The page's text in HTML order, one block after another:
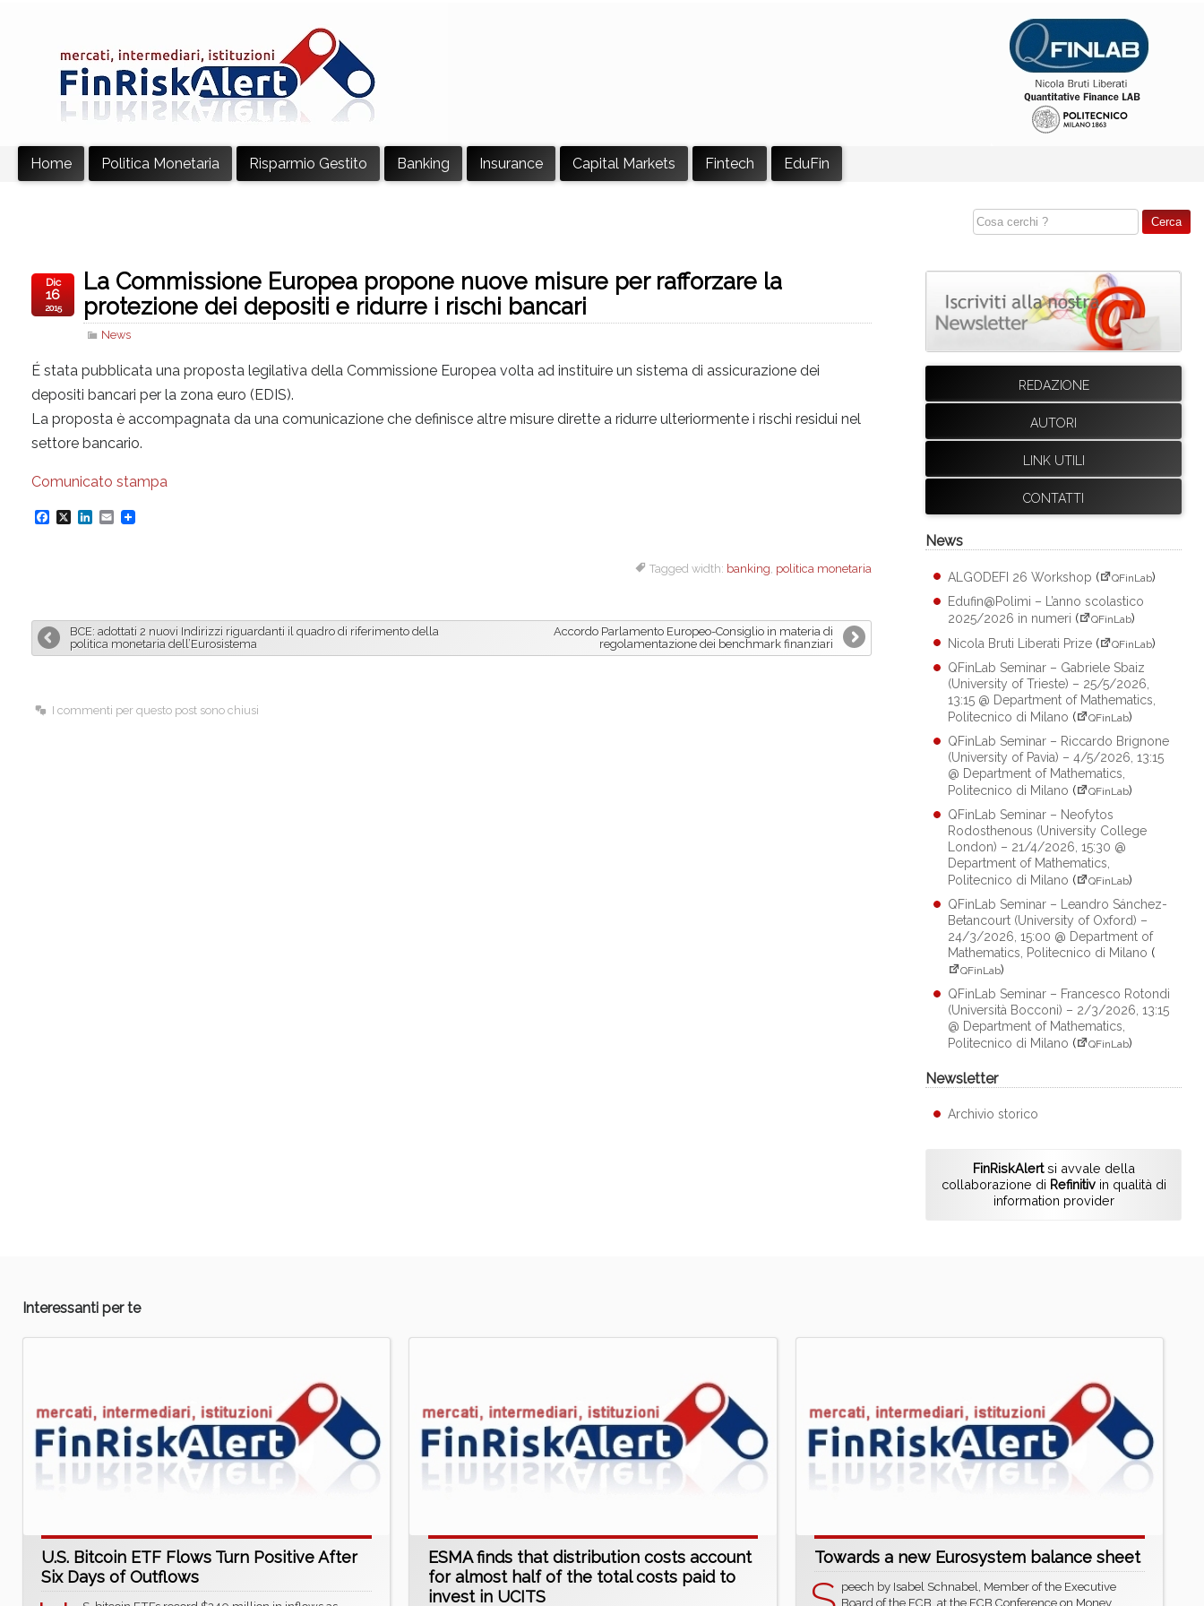
Home Politica Monetaria Risparmio Gestito Banking Insurance Capital Markets Fintech EduFin
La Commissione Europea propone nuove misure per rafforzare la
protezione dei depositi e ridurre i rischi bancari
News
Dic
16
2015
É stata pubblicata una proposta legilativa della Commissione Europea volta ad instituire un sistema di assicurazione dei
depositi bancari per la zona euro (EDIS).
La proposta è accompagnata da una comunicazione che definisce altre misure dirette a ridurre ulteriormente i rischi residui nel
settore bancario.
Comunicato stampa
F
b
o
X
L
e
d
E
l
Tagged width: banking, politica monetaria
BCE: adottati 2 nuovi Indirizzi riguardanti il quadro di riferimento della
politica monetaria dell’Eurosistema
Accordo Parlamento Europeo-Consiglio in materia di
regolamentazione dei benchmark finanziari
I commenti per questo post sono chiusi
REDAZIONE
AUTORI
LINK UTILI
CONTATTI
News
ALGODEFI 26 Workshop ( QFinLab)
Edufin@Polimi – L’anno scolastico
2025/2026 in numeri ( QFinLab)
Nicola Bruti Liberati Prize ( QFinLab)
QFinLab Seminar – Gabriele Sbaiz
(University of Trieste) – 25/5/2026,
13:15 @ Department of Mathematics,
Politecnico di Milano ( QFinLab)
QFinLab Seminar – Riccardo Brignone
(University of Pavia) – 4/5/2026, 13:15
@ Department of Mathematics,
Politecnico di Milano ( QFinLab)
QFinLab Seminar – Neofytos
Rodosthenous (University College
London) – 21/4/2026, 15:30 @
Department of Mathematics,
Politecnico di Milano ( QFinLab)
QFinLab Seminar – Leandro Sánchez-
Betancourt (University of Oxford) –
24/3/2026, 15:00 @ Department of
Mathematics, Politecnico di Milano (
QFinLab)
QFinLab Seminar – Francesco Rotondi
(Università Bocconi) – 2/3/2026, 13:15
@ Department of Mathematics,
Politecnico di Milano ( QFinLab)
Newsletter
Archivio storico
FinRiskAlertsi avvale della
collaborazione di Refinitivin qualità di
information provider
Interessanti per te
U.S. Bitcoin ETF Flows Turn Positive After
Six Days of Outflows
ESMA finds that distribution costs account
for almost half of the total costs paid to
invest in UCITS
Towards a new Eurosystem balance sheet
peech by Isabel Schnabel, Member of the Executive
Board of the ECB, at the ECB Conference on Money